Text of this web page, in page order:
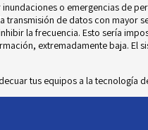
o emergencias de
transmisión de datos con
la frecuencia. Esto sería
extremadamente baja. El
tus equipos a la tecnología